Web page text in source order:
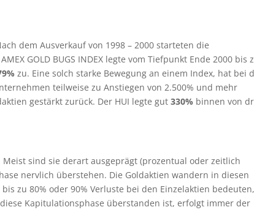
dem Ausverkauf von 1998 – 2000 starteten die
GOLD BUGS INDEX legte vom Tiefpunkt Ende 2000 bis
zu. Eine solch starke Bewegung an einem Index, hat bei
teilweise zu Anstiegen von 2.500% und mehr
gestärkt zurück. Der HUI legte gut330% binnen von
sind sie derart ausgeprägt (prozentual oder zeitlich
nervlich überstehen. Die Goldaktien wandern in diesen
zu 80% oder 90% Verluste bei den Einzelaktien
Kapitulationsphase überstanden ist, erfolgt immer der